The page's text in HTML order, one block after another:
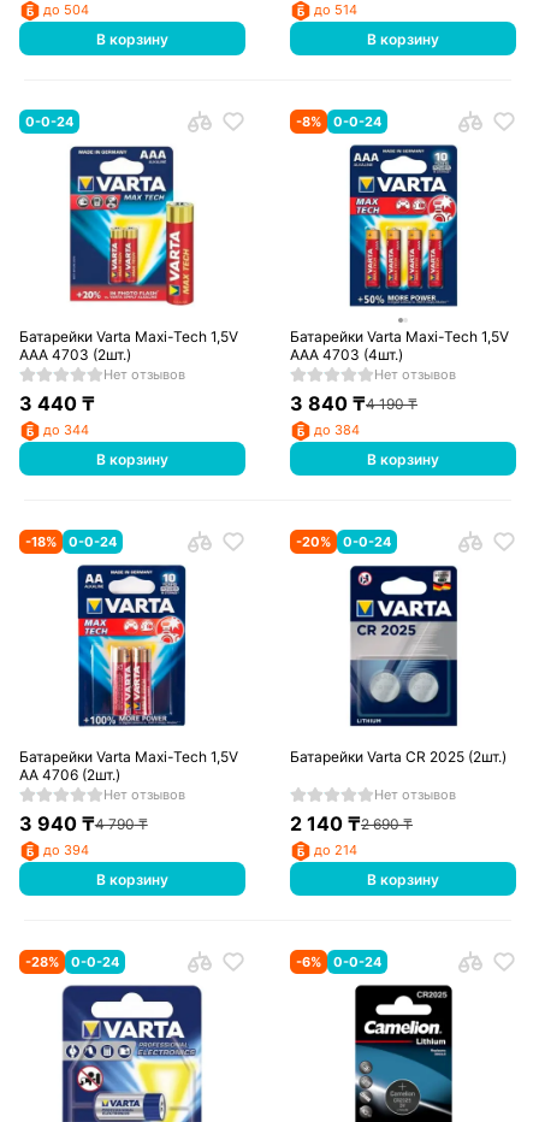
до 504
В корзину
до 514
В корзину
0-0-24
Батарейки Varta Maxi-Tech 1,5V
AAA 4703 (2шт.)
Нет отзывов
3 440₸
до 344
В корзину
-8% 0-0-24
Батарейки Varta Maxi-Tech 1,5V
AAA 4703 (4шт.)
Нет отзывов
3 840 ₸4 190₸
до 384
В корзину
-18% 0-0-24
Батарейки Varta Maxi-Tech 1,5V
AA 4706 (2шт.)
Нет отзывов
3 940₸4 790₸
до 394
В корзину
-20% 0-0-24
Батарейки Varta CR 2025 (2шт.)
Нет отзывов
2 140 ₸2 690₸
до 214
В корзину
-28% 0-0-24 -6% 0-0-24